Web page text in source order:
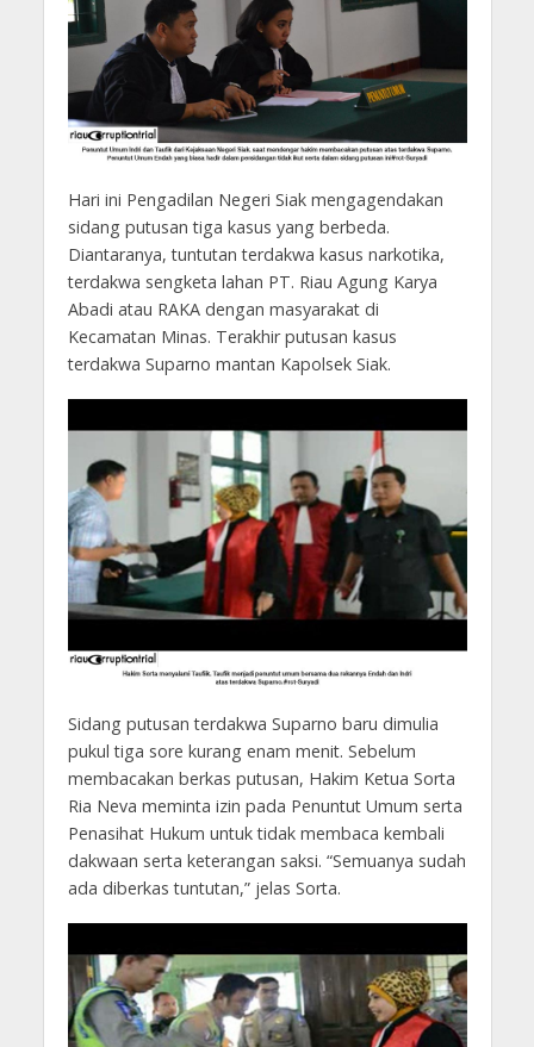
Hari ini Pengadilan Negeri Siak mengagendakan
sidang putusan tiga kasus yang berbeda.
Diantaranya, tuntutan terdakwa kasus narkotika,
terdakwa sengketa lahan PT. Riau Agung Karya
Abadi atau RAKA dengan masyarakat di
Kecamatan Minas. Terakhir putusan kasus
terdakwa Suparno mantan Kapolsek Siak.
Sidang putusan terdakwa Suparno baru dimulia
pukul tiga sore kurang enam menit. Sebelum
membacakan berkas putusan, Hakim Ketua Sorta
Ria Neva meminta izin pada Penuntut Umum serta
Penasihat Hukum untuk tidak membaca kembali
dakwaan serta keterangan saksi. “Semuanya sudah
ada diberkas tuntutan,” jelas Sorta.